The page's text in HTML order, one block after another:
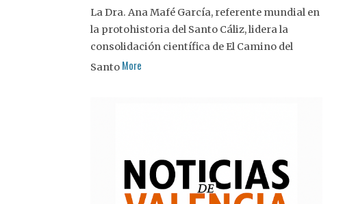
A
G
O
S
La Dra. Ana Mafé García, referente mundial en
la protohistoria del Santo Cáliz, lidera la
consolidación científica de El Camino del
Santo More